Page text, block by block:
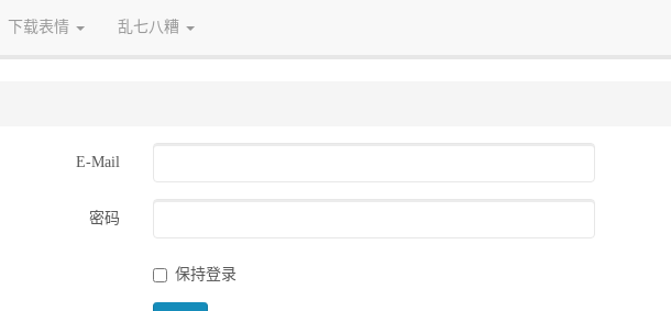
下载表情 乱七八糟
E-Mail
密码
保持登录